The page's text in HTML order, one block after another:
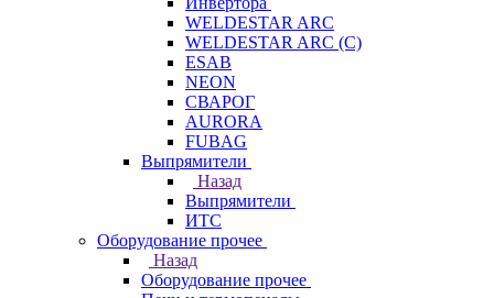
WELDESTAR ARC
WELDESTAR ARC (С)
ESAB
NEON
СВАРОГ
AURORA
FUBAG
Выпрямители
Назад
Выпрямители
ИТС
Оборудование прочее
Назад
Оборудование прочее